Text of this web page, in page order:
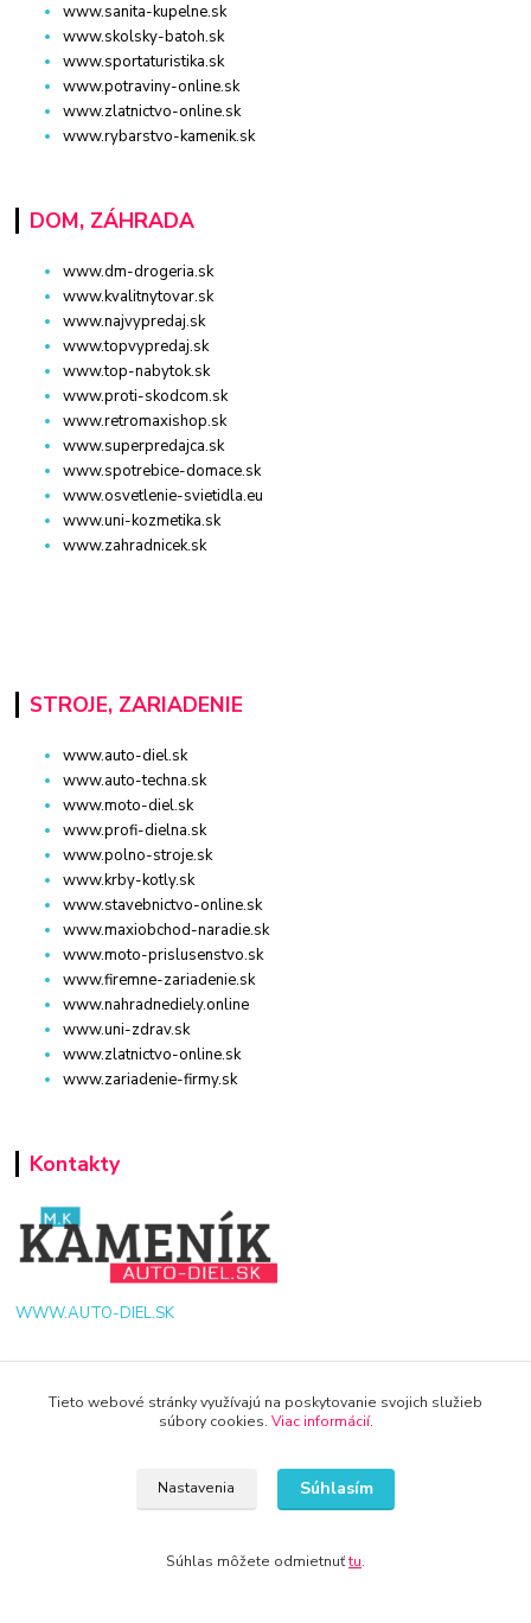
www.sanita-kupelne.sk
www.skolsky-batoh.sk
www.sportaturistika.sk
www.potraviny-online.sk
www.zlatnictvo-online.sk
www.rybarstvo-kamenik.sk
DOM, ZÁHRADA
www.dm-drogeria.sk
www.kvalitnytovar.sk
www.najvypredaj.sk
www.topvypredaj.sk
www.top-nabytok.sk
www.proti-skodcom.sk
www.retromaxishop.sk
www.superpredajca.sk
www.spotrebice-domace.sk
www.osvetlenie-svietidla.eu
www.uni-kozmetika.sk
www.zahradnicek.sk
STROJE, ZARIADENIE
www.auto-diel.sk
www.auto-techna.sk
www.moto-diel.sk
www.profi-dielna.sk
www.polno-stroje.sk
www.krby-kotly.sk
www.stavebnictvo-online.sk
www.maxiobchod-naradie.sk
www.moto-prislusenstvo.sk
www.firemne-zariadenie.sk
www.nahradnediely.online
www.uni-zdrav.sk
www.zlatnictvo-online.sk
www.zariadenie-firmy.sk
Kontakty
WWW.AUTO-DIEL.SK
info@kamenik.sk
Tieto webové stránky využívajú na poskytovanie svojich služieb
súbory cookies. Viac informácií.
Nastavenia Súhlasím
Súhlas môžete odmietnuťtu.